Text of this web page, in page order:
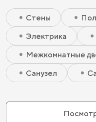
Скрытый элемент 2 -
Скрытый элемент 1 -
Стены
Пол
Электрика
Межкомнатные
Санузел